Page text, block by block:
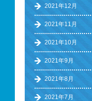
2021年12月
2021年11月
2021年10月
2021年9月
2021年8月
2021年7月